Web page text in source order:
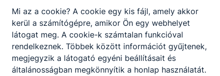
Letöltés
Közösségi szolgálat
Mi az a cookie? A cookie egy kis fájl, amely akkor
kerül a számítógépre, amikor Ön egy webhelyet
látogat meg. A cookie-k számtalan funkcióval
rendelkeznek. Többek között információt gyűjtenek,
megjegyzik a látogató egyéni beállításait és
általánosságban megkönnyítik a honlap használatát.